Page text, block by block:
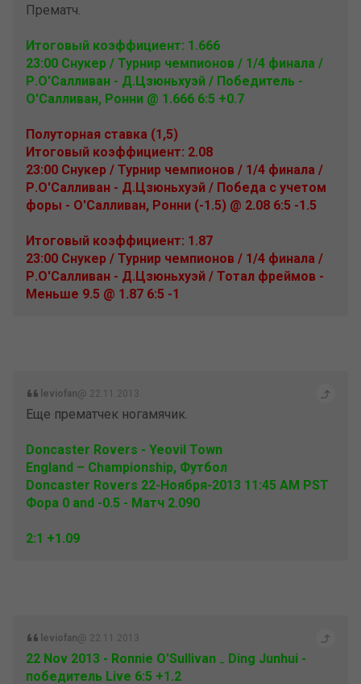
Прематч.
Итоговый коэффициент: 1.666
23:00 Снукер / Турнир чемпионов / 1/4 финала /
Р.О'Салливан - Д.Цзюньхуэй / Победитель -
О'Салливан, Ронни @ 1.666 6:5 +0.7
Полуторная ставка (1,5)
Итоговый коэффициент: 2.08
23:00 Снукер / Турнир чемпионов / 1/4 финала /
Р.О'Салливан - Д.Цзюньхуэй / Победа с учетом
форы - О'Салливан, Ронни (-1.5) @ 2.08 6:5 -1.5
Итоговый коэффициент: 1.87
23:00 Снукер / Турнир чемпионов / 1/4 финала /
Р.О'Салливан - Д.Цзюньхуэй / Тотал фреймов -
Меньше 9.5 @ 1.87 6:5 -1
leviofan@ 22.11.2013
Еще прематчек ногамячик.
Doncaster Rovers - Yeovil Town
England – Championship, Футбол
Doncaster Rovers 22-Ноября-2013 11:45 AM PST
Фора 0 and -0.5 - Матч 2.090
2:1 +1.09
leviofan@ 22.11.2013
22 Nov 2013 - Ronnie O'Sullivan ₋ Ding Junhui -
победитель Live 6:5 +1.2